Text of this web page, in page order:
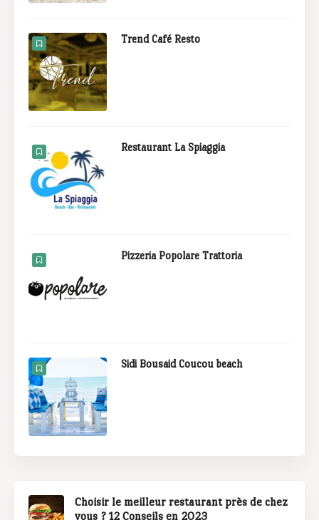
Trend Café Resto
Restaurant La Spiaggia
Pizzeria Popolare Trattoria
Sidi Bousaid Coucou beach
Choisir le meilleur restaurant près de chez
vous ? 12 Conseils en 2023